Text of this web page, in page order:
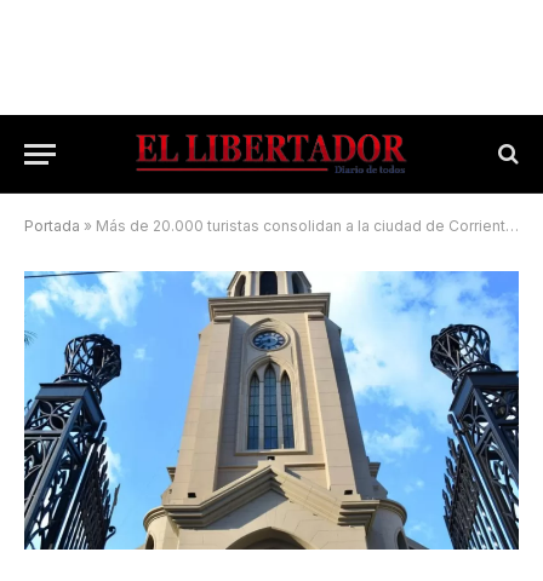
Portada » Más de 20.000 turistas consolidan a la ciudad de Corrientes como destino de Semana Santa